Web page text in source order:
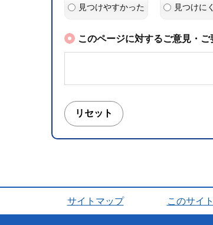
見つけやすかった 見つけに
このページに対するご意見・
サイトマップ このサイ